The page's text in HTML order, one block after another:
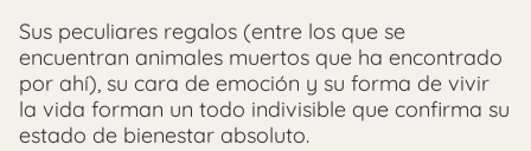
Sus peculiares regalos (entre los que se
encuentran animales muertos que ha encontrado
por ahí), su cara de emoción y su forma de vivir
la vida forman un todo indivisible que confirma su
estado de bienestar absoluto.